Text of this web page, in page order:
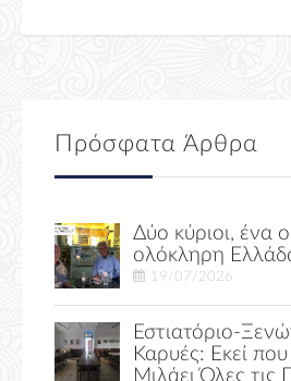
Πρόσφατα Άρθρα
Δύο κύριοι, ένα
ολόκληρη
19/07/2026
Εστιατόριο-
Καρυές: Εκεί
Μιλάει Όλες τις